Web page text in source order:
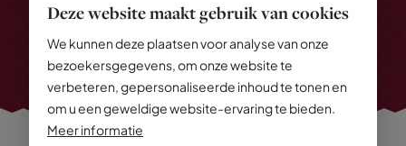
Deze website maakt gebruik van cookies
We kunnen deze plaatsen voor analyse van onze
bezoekersgegevens, om onze website te
verbeteren, gepersonaliseerde inhoud te tonen en
om u een geweldige website-ervaring te bieden.
Meer informatie